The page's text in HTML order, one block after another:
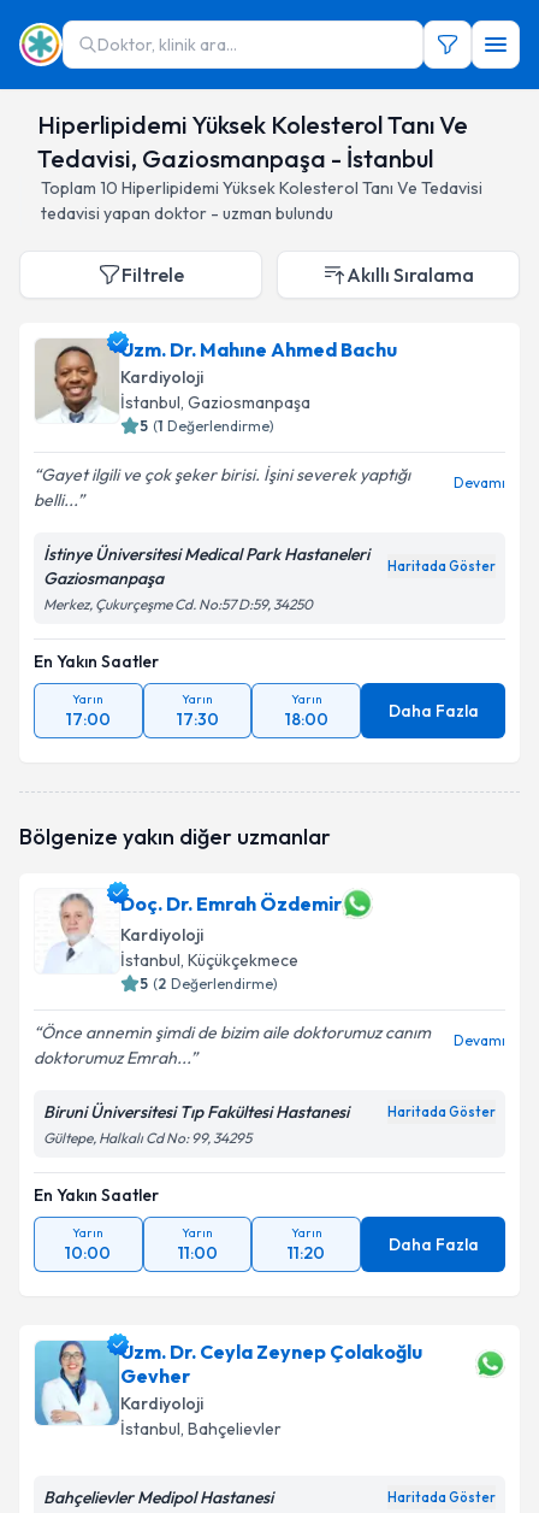
Doktor, klinik ara...
Hiperlipidemi Yüksek Kolesterol Tanı Ve
Tedavisi, Gaziosmanpaşa - İstanbul
Toplam 10 Hiperlipidemi Yüksek Kolesterol Tanı Ve Tedavisi
tedavisi yapan doktor - uzman bulundu
Filtrele Akıllı Sıralama
Uzm. Dr. Mahıne Ahmed Bachu
Kardiyoloji
İstanbul, Gaziosmanpaşa
5 (1 Değerlendirme)
Gayet ilgili ve çok şeker birisi. İşini severek yaptığı
belli...
Devamı
İstinye Üniversitesi Medical Park Hastaneleri
Gaziosmanpaşa
Haritada Göster
Merkez, Çukurçeşme Cd. No:57 D:59, 34250
En Yakın Saatler
Yarın
17:00
Yarın
17:30
Yarın
18:00 Daha Fazla
Bölgenize yakın diğer uzmanlar
Doç. Dr. Emrah Özdemir
Kardiyoloji
İstanbul, Küçükçekmece
5 (2 Değerlendirme)
Önce annemin şimdi de bizim aile doktorumuz canım
doktorumuz Emrah...
Devamı
Biruni Üniversitesi Tıp Fakültesi Hastanesi Haritada Göster
Gültepe, Halkalı Cd No: 99, 34295
En Yakın Saatler
Yarın
10:00
Yarın
11:00
Yarın
11:20 Daha Fazla
Uzm. Dr. Ceyla Zeynep Çolakoğlu
Gevher
Kardiyoloji
İstanbul, Bahçelievler
Bahçelievler Medipol Hastanesi Haritada Göster